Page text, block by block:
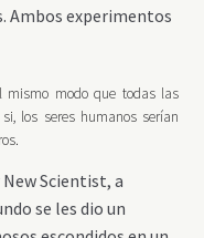
Ambos experimentos
mismo modo que todas las
los seres humanos serían
Scientist, a
se les dio un